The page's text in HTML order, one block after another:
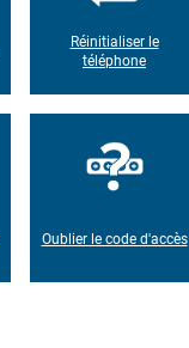
Réinitialiser le
téléphone
Oublier le code d'accès